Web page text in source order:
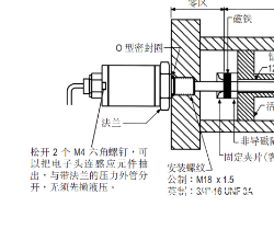
液压油缸内置安装示意图